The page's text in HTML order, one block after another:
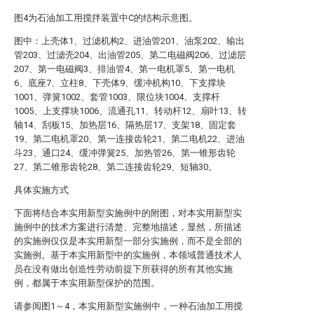
图4为石油加工用搅拌装置中C的结构示意图。
图中：上壳体1、过滤机构2、进油管201、油泵202、输出
管203、过滤壳204、出油管205、第二电磁阀206、过滤层
207、第一电磁阀3、排油管4、第一电机罩5、第一电机
6、底座7、立柱8、下壳体9、缓冲机构10、下支撑块
1001、弹簧1002、套管1003、限位块1004、支撑杆
1005、上支撑块1006、流通孔11、转动杆12、扇叶13、转
轴14、刮板15、加热层16、隔热层17、支架18、固定套
19、第二电机罩20、第一连接齿轮21、第二电机22、进油
斗23、通口24、缓冲弹簧25、加热管26、第一锥形齿轮
27、第二锥形齿轮28、第二连接齿轮29、短轴30。
具体实施方式
下面将结合本实用新型实施例中的附图，对本实用新型实
施例中的技术方案进行清楚、完整地描述，显然，所描述
的实施例仅仅是本实用新型一部分实施例，而不是全部的
实施例。基于本实用新型中的实施例，本领域普通技术人
员在没有做出创造性劳动前提下所获得的所有其他实施
例，都属于本实用新型保护的范围。
请参阅图1～4，本实用新型实施例中，一种石油加工用搅